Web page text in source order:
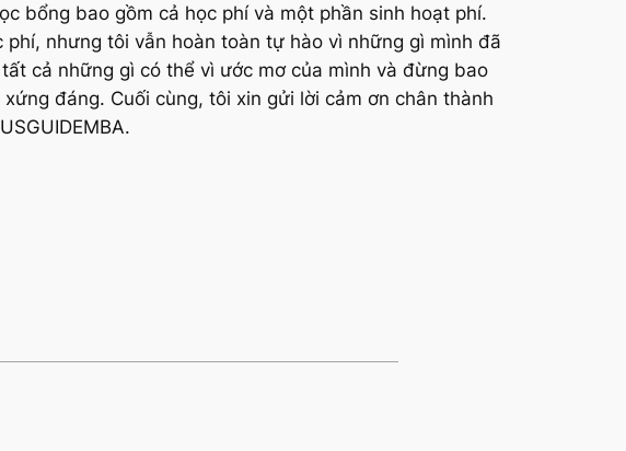
bổng bao gồm cả học phí và một phần sinh hoạt phí.
nhưng tôi vẫn hoàn toàn tự hào vì những gì mình đã
cả những gì có thể vì ước mơ của mình và đừng bao
đáng. Cuối cùng, tôi xin gửi lời cảm ơn chân thành